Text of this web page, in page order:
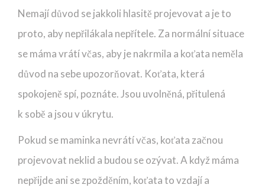
Nemají důvod se jakkoli hlasitě projevovat a je to
proto, aby nepřilákala nepřítele. Za normální situace
se máma vrátí včas, aby je nakrmila a koťata neměla
důvod na sebe upozorňovat. Koťata, která
spokojeně spí, poznáte. Jsou uvolněná, přitulená
k sobě a jsou v úkrytu.
Pokud se maminka nevrátí včas, koťata začnou
projevovat neklid a budou se ozývat. A když máma
nepřijde ani se zpožděním, koťata to vzdají a